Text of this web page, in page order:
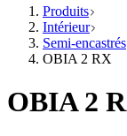
Produits
Intérieur
Semi-encastrés
OBIA 2 RX
OBIA 2